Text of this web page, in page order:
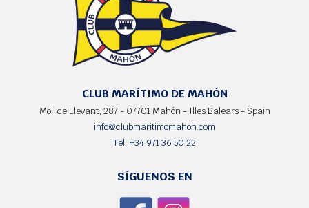
CLUB MARÍTIMO DE MAHÓN
Moll de Llevant, 287 - 07701 Mahón - Illes Balears - Spain
info@clubmaritimomahon.com
Tel: +34 971 36 50 22
SÍGUENOS EN